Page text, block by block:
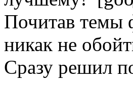
Почитав темы
никак не
Сразу решил